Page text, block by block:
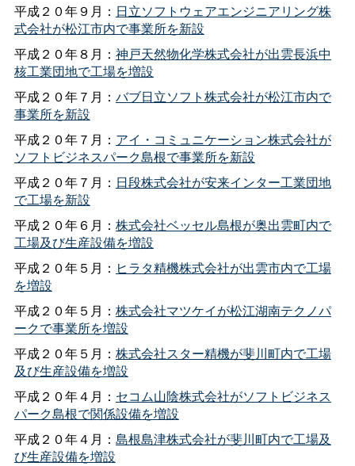
平成２０年９月： 日立ソフトウェアエンジニアリング株
式会社が松江市内で事業所を新設
平成２０年８月： 神戸天然物化学株式会社が出雲長浜中
核工業団地で工場を増設
平成２０年７月： バブ日立ソフト株式会社が松江市内で
事業所を新設
平成２０年７月： アイ・コミュニケーション株式会社が
ソフトビジネスパーク島根で事業所を新設
平成２０年７月： 日段株式会社が安来インター工業団地
で工場を新設
平成２０年６月： 株式会社ベッセル島根が奥出雲町内で
工場及び生産設備を増設
平成２０年５月： ヒラタ精機株式会社が出雲市内で工場
を増設
平成２０年５月： 株式会社マツケイが松江湖南テクノパ
ークで事業所を増設
平成２０年５月： 株式会社スター精機が斐川町内で工場
及び生産設備を増設
平成２０年４月： セコム山陰株式会社がソフトビジネス
パーク島根で関係設備を増設
平成２０年４月： 島根島津株式会社が斐川町内で工場及
び生産設備を増設